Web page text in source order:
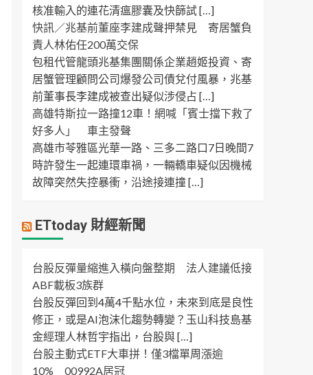
核准輸入的連花清瘟膠囊及快篩試 […]
快訊／兆基前董座李建成聲押禁見 寄居蟹負
責人林佑任200萬交保
包租代管龍頭兆基集團關係企業趙姬投資、寄
居蟹管理顧問公司爆發公司債兌付風暴，兆基
前董事長李建成被查出疑似涉侵占 […]
高雄特斯拉一路撞12車！網喊「賓士擋下救了
好多人」 車主發聲
高雄市苓雅區光華一路、三多二路口7日晚間7
時許發生一起連環車禍，一輛轎車疑似因機械
故障突然失控暴衝，沿途接連撞 […]
ETtoday 財經新聞
台股反彈量縮進入橫向盤整期 法人建議低接
ABF載板3族群
台股反彈回到4萬4千點水位，未來到底是良性
修正，或是AI泡沫化趨勢轉變？玉山科技島基
金經理人林哲宇指出，台股與 […]
台股主動式ETF大車拼！僅3檔單周漲逾
10% 00992A居冠